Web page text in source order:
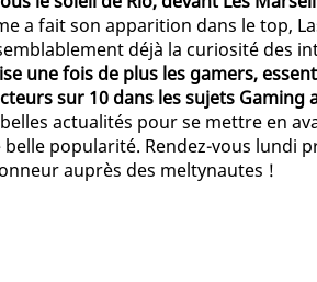
a fait son apparition dans le top,
déjà la curiosité des
une fois de plus les gamers,
sur 10 dans les sujets Gaming
actualités pour se mettre en
belle popularité. Rendez-vous lundi
auprès des meltynautes !